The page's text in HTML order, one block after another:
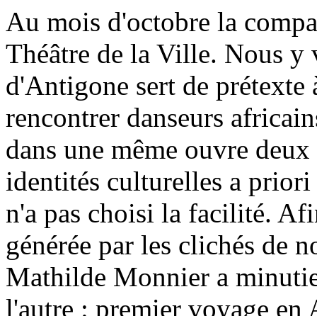
Au mois d'octobre la compagnie De Hexe sera de passage au Théâtre de la Ville. Nous y verrons comment la tragédie d'Antigone sert de prétexte à Mathilde Monnier pour se faire rencontrer danseurs africains et européens. En rassemblant dans une même ouvre deux groupes de danseurs aux identités culturelles a priori hétérogènes, Mathilde Monnier n'a pas choisi la facilité. Afin d'éviter une forme hybride générée par les clichés de notre impérialisme culturel, Mathilde Monnier a minutieusement ouvert le chemin vers l'autre : premier voyage en Afrique en 1991 avec son équipe technique, repérages, premières rencontres*. Il ne s'agissait pas de "prendre des notes", Mathilde Monnier ne se sent pas l'âme d'une ethnologue. Second voyage en 1992 avec son assistant à la chorégraphie, Xavier Lot : ensemble ils donnent des stages et choisissent les danseurs africains. Leur venue dans la compagnie De Hexe est pour eux une parenthèse luxueuse, mais aussi une incitation à construire leurs propres projets chorégraphiques de retour dans leur pays... A l'arrivée, la pièce témoigne d'un réel partage. Douce influence des qualités physiques de chacun sur l'autre : les Européens jouent davantage avec le sol, les Africains dessinent plus précisément leurs mouvements et risquent la lenteur. Refusant l'illusion du mélange, la chorégraphie trouve sa pertinence dans la pleine intelligence (" intellegere " : comprendre) d'une possible ambivalence des façons d'être et de danser. "J'ai la sensation que ma dernière pièce, " Face Nord ", marquait la fin d'une époque, je veux désormais analyser mon travail et mes propres limites, sans avoir besoin de bavardages. Lors d'un séminaire à Châteauvallon, j'ai parlé de l'académisme du corps. On sait enseigner la danse contemporaine, on connaît ses techniques, mais il faut se demander jusqu'où le mouvement garde une réelle liberté, et si cette liberté a une place dans la danse contemporaine. La période de crise dans laquelle nous sommes vient de cette formation du corps et non pas d'un imaginaire qui s'appauvrirait. Certains professionnels, dont c'est la fonction, peuvent dresser un bilan de santé de la danse contemporaine, mais cela ne m'intéresse pas trop. Pour ma part, j'avais l'impression de redire en permanence ce qu'est la danse contemporaine. Générer mon propre système et mettre en scène continuellement ce système. Il fallait en sortir et pour moi cela impliquait forcément un voyage, des rencontres. Susciter d'autres questions sur l'homme. Ce qui m'intéresse dans la danse, c'est le rapport au monde qui s'y déploie. Les Africains m'ont apporté cette dimension. C'est la première fois que je me sens en cohérence totale avec un projet parce que la rencontre avec l'autre a eu, ici, un sens réel." Ouverture est le maître--mot de cette pièce. Pour rompre avec ce qu'elle nomme une pensée close sur la danse, Mathilde Monnier provoque deux fortes expériences : la rencontre avec des danseurs qui n'ont jamais vu de danse contemporaine, qui n'ont pas même idée de ce qu'elle peut être ; et l'immersion dans la tragédie d'Antigone. Le mythe joue le rôle de catalyseur. La chorégraphe se sert du verbe pour réunir les corps dans une même histoire. Les mythes transposés dans les tragédies grecques exposent les événements constitutifs du destin humain. Cette définition pourrait encore une fois être justifiée : les mythes traversent les frontières. Les Burkinabés racontent que le président Sankara, assassiné, fut privé de sépulture par son successeur. Cette sentence le déchoît de sa condition humaine. Son cadavre est abandonné comme celui d'une bête. A cette date, la tragédie d'Antigone est d'ailleurs interdite dans le pays (puis réhabilitée). Comment as-tu réalisé la rencontre entre les danseurs européens (il y a plusieurs nationalités) et les danseurs africains ? J'ai décidé assez vite de travailler avec les danseurs séparément. D'abord avec les Européens, ensuite avec les Africains, pour terminer avec l'ensemble de l'équipe pendant un mois et demi, le projet s'étalant sur cinq mois. Je voulais commencer avec les danseurs contemporains parce que je pensais qu'ils prendraient plus de temps pour arriver à une matière. L'idée était qu'ils "vident leur sac" sur le thème d'Antigone afin que chacun ait sa propre vision de la tragédie, en évitant influence et mimétisme. Je pensais que s'ils travaillaient quatre mois